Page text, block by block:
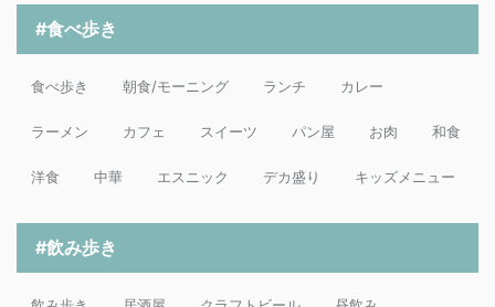
#食べ歩き
食べ歩き 朝食/モーニング ランチ カレー
ラーメン カフェ スイーツ パン屋 お肉 和食
洋食 中華 エスニック デカ盛り キッズメニュー
#飲み歩き